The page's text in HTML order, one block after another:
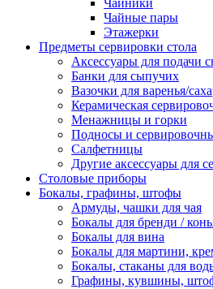
Чайники
Чайные пары
Этажерки
Предметы сервировки стола
Аксессуары для подачи
Банки для сыпучих
Вазочки для варенья/
Керамическая
Менажницы и горки
Подносы и
Салфетницы
Другие аксессуары для
Столовые приборы
Бокалы, графины, штофы
Армуды, чашки для чая
Бокалы для бренди /
Бокалы для вина
Бокалы для мартини,
Бокалы, стаканы для
Графины, кувшины,